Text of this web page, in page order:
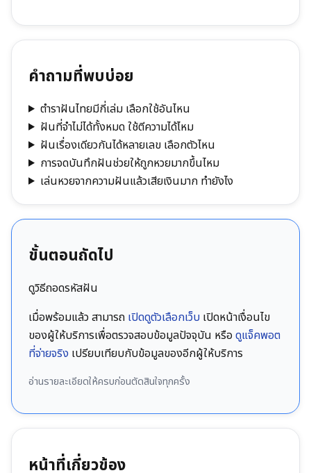
คำถามที่พบบ่อย
ตำราฝันไทยมีกี่เล่ม เลือกใช้อันไหน
ฝันที่จำไม่ได้ทั้งหมด ใช้ตีความได้ไหม
ฝันเรื่องเดียวกันได้หลายเลข เลือกตัวไหน
การจดบันทึกฝันช่วยให้ถูกหวยมากขึ้นไหม
เล่นหวยจากความฝันแล้วเสียเงินมาก ทำยังไง
ขั้นตอนถัดไป
ดูวิธีถอดรหัสฝัน
เมื่อพร้อมแล้ว สามารถ เปิดดูตัวเลือกเว็บ เปิดหน้าเงื่อนไข
ของผู้ให้บริการเพื่อตรวจสอบข้อมูลปัจจุบัน หรือ ดูแจ็คพอต
ที่จ่ายจริง เปรียบเทียบกับข้อมูลของอีกผู้ให้บริการ
อ่านรายละเอียดให้ครบก่อนตัดสินใจทุกครั้ง
หน้าที่เกี่ยวข้อง